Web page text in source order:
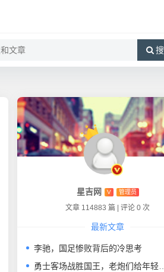
星吉网 V 管理员
文章 114883 篇 评论 0 次
最新文章
李驰，国足惨败背后的冷思考
勇士客场战胜国王，老炮们给年轻人上了一课